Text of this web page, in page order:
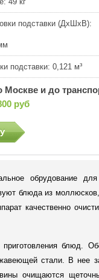
подставки (ДхШхВ):
подставки: 0,121 м³
Москве и до
руб
обрудование для
блюда из
качественно
блюд.
стали. В нее
очищаются